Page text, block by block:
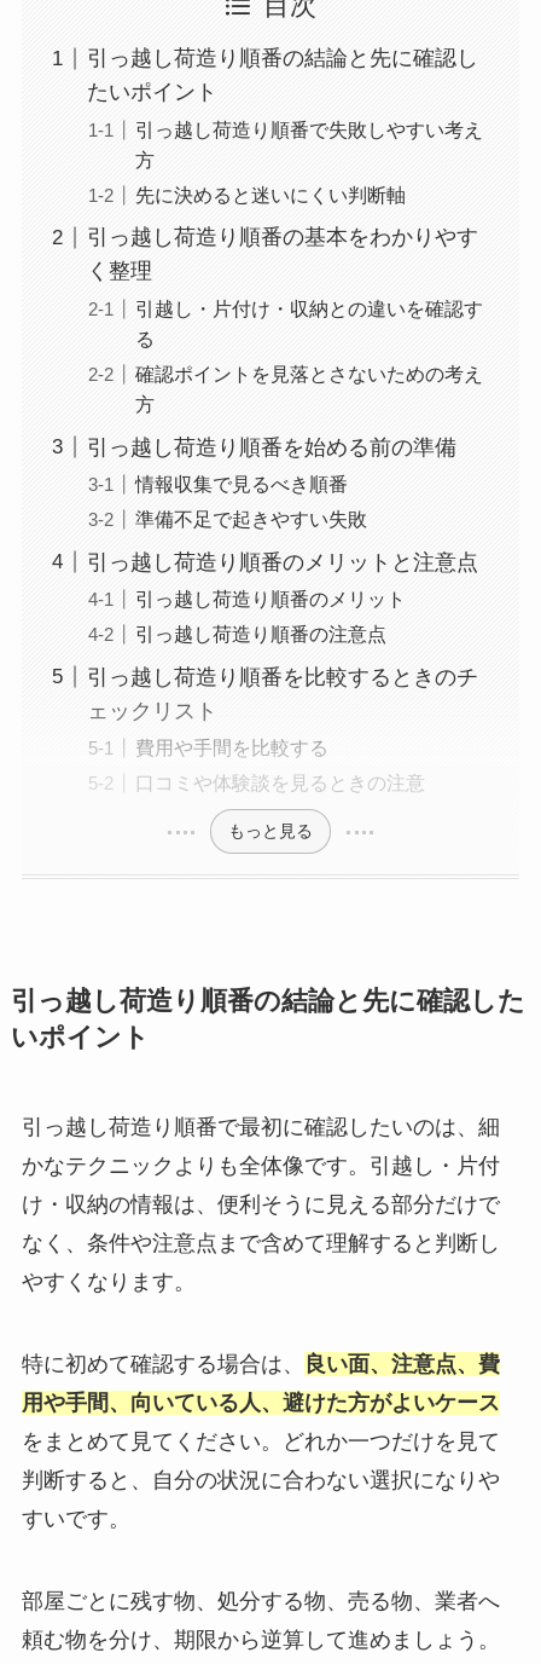
目次
引っ越し荷造り順番の結論と先に確認し
たいポイント
引っ越し荷造り順番で失敗しやすい考え
方
先に決めると迷いにくい判断軸
引っ越し荷造り順番の基本をわかりやす
く整理
引越し・片付け・収納との違いを確認す
る
確認ポイントを見落とさないための考え
方
引っ越し荷造り順番を始める前の準備
情報収集で見るべき順番
準備不足で起きやすい失敗
引っ越し荷造り順番のメリットと注意点
引っ越し荷造り順番のメリット
引っ越し荷造り順番の注意点
引っ越し荷造り順番を比較するときのチ
ェックリスト
費用や手間を比較する
口コミや体験談を見るときの注意
もっと見る
引っ越し荷造り順番の結論と先に確認した
いポイント
引っ越し荷造り順番で最初に確認したいのは、細
かなテクニックよりも全体像です。引越し・片付
け・収納の情報は、便利そうに見える部分だけで
なく、条件や注意点まで含めて理解すると判断し
やすくなります。
特に初めて確認する場合は、
良い面、注意点、費
用や手間、向いている人、避けた方がよいケース
をまとめて見てください。どれか一つだけを見て
判断すると、自分の状況に合わない選択になりや
すいです。
部屋ごとに残す物、処分する物、売る物、業者へ
頼む物を分け、期限から逆算して進めましょう。